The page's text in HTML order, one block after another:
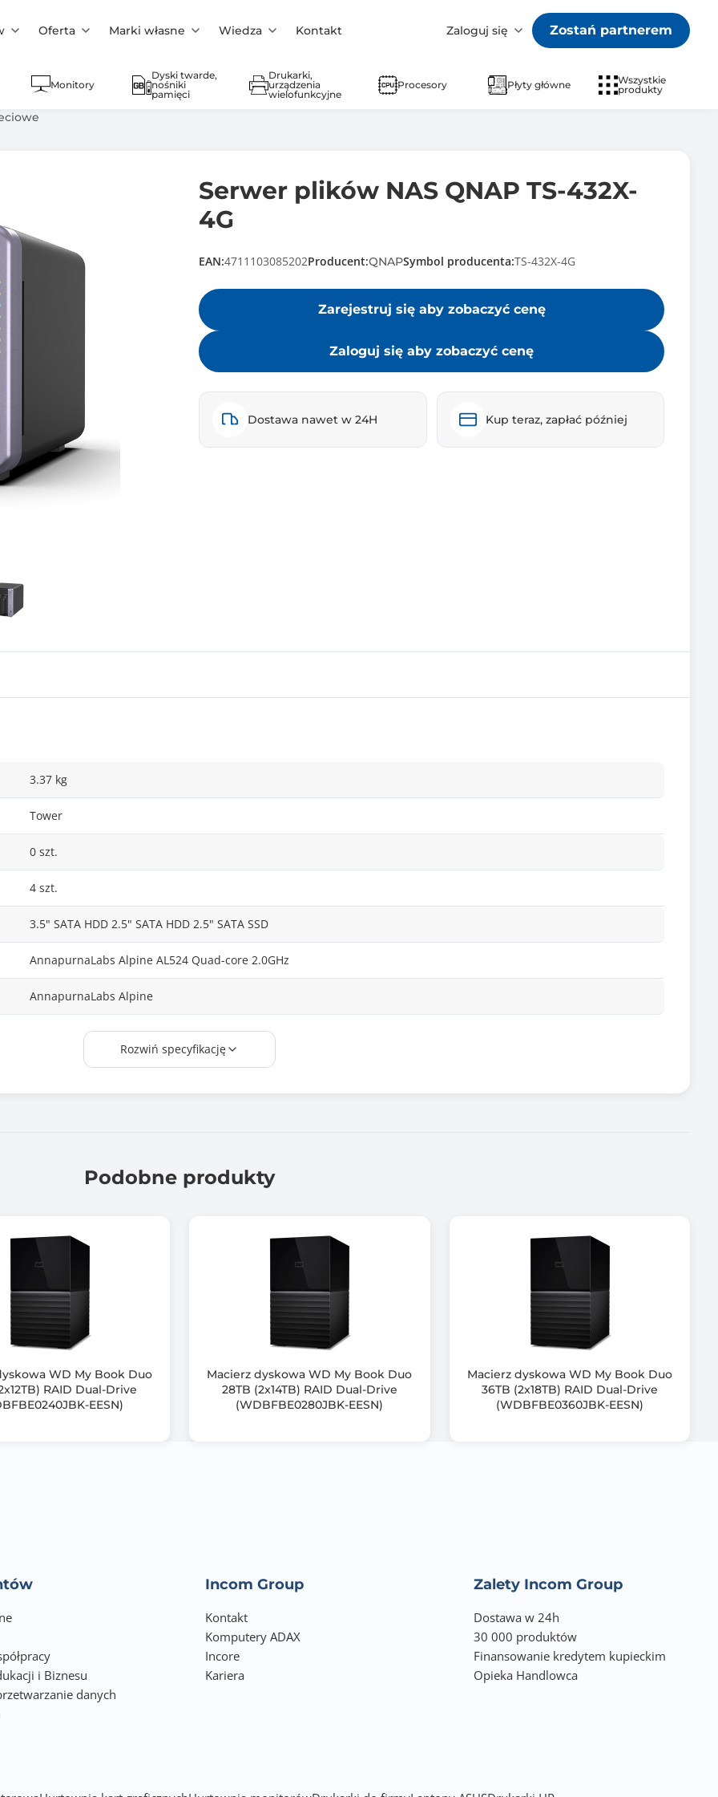
Oferta Marki własne Wiedza Kontakt Zaloguj się Zostań partnerem
Monitory
Dyski twarde,
nośniki
pamięci
Drukarki,
urządzenia
wielofunkcyjne
Procesory Płyty główne
Wszystkie
produkty
Serwer plików NAS QNAP TS-432X-
4G
EAN:4711103085202Producent:QNAPSymbol producenta:TS-432X-4G
Zarejestruj się aby zobaczyć cenę
Zaloguj się aby zobaczyć cenę
Dostawa nawet w 24H Kup teraz, zapłać później
3.37 kg
Tower
0 szt.
4 szt.
3.5" SATA HDD 2.5" SATA HDD 2.5" SATA SSD
AnnapurnaLabs Alpine AL524 Quad-core 2.0GHz
AnnapurnaLabs Alpine
1 szt.
1x PCIe Gen 3 x4
Nie
Zasilacz 90 W (12 VDC), 100-240 VAC
Gniazdo pamięci: 1 x SODIMM DDR4
Obsługa pamięci ECC
Rozwiń specyfikację
Podobne produkty
WD My Book Duo
RAID Dual-Drive
EESN)
Macierz dyskowa WD My Book Duo
28TB (2x14TB) RAID Dual-Drive
(WDBFBE0280JBK-EESN)
Macierz dyskowa WD My Book Duo
36TB (2x18TB) RAID Dual-Drive
(WDBFBE0360JBK-EESN)
i Biznesu
danych
Incom Group
Kontakt
Komputery ADAX
Incore
Kariera
Zalety Incom Group
Dostawa w 24h
30 000 produktów
Finansowanie kredytem kupieckim
Opieka Handlowca